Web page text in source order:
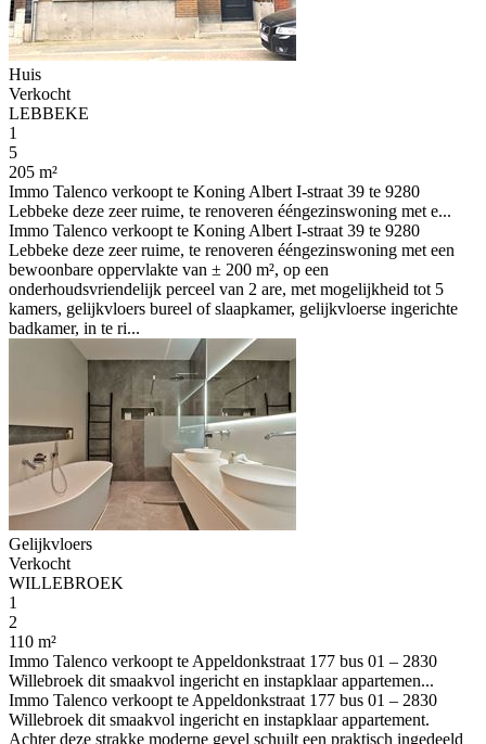
Huis
Verkocht
LEBBEKE
1
5
205 m²
Immo Talenco verkoopt te Koning Albert I-straat 39 te 9280
Lebbeke deze zeer ruime, te renoveren ééngezinswoning met e...
Immo Talenco verkoopt te Koning Albert I-straat 39 te 9280
Lebbeke deze zeer ruime, te renoveren ééngezinswoning met een
bewoonbare oppervlakte van ± 200 m², op een
onderhoudsvriendelijk perceel van 2 are, met mogelijkheid tot 5
kamers, gelijkvloers bureel of slaapkamer, gelijkvloerse ingerichte
badkamer, in te ri...
Gelijkvloers
Verkocht
WILLEBROEK
1
2
110 m²
Immo Talenco verkoopt te Appeldonkstraat 177 bus 01 – 2830
Willebroek dit smaakvol ingericht en instapklaar appartemen...
Immo Talenco verkoopt te Appeldonkstraat 177 bus 01 – 2830
Willebroek dit smaakvol ingericht en instapklaar appartement.
Achter deze strakke moderne gevel schuilt een praktisch ingedeeld